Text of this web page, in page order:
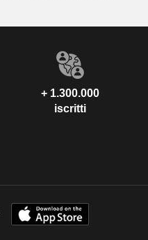
+ 1.300.000
iscritti